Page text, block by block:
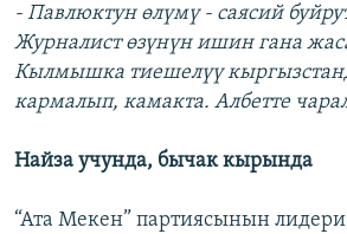
- Павлюктун өлүмү - саясий
Журналист өзүнүн ишин гана
Кылмышка тиешелүү
кармалып, камакта. Албетте
Найза учунда, бычак кырында
“Ата Мекен” партиясынын